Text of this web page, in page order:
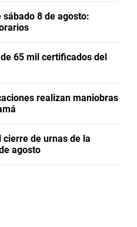
8 de agosto:
65 mil certificados del
realizan maniobras
cierre de urnas de la
agosto